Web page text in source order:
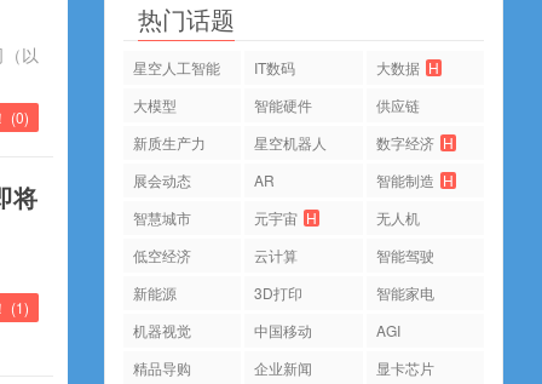
（以
(0)
将
(1)
热门话题
星空人工智能 IT数码 大数据 H
大模型
智能硬件
供应链
新质生产力
星空机器人 数字经济 H
展会动态
AR 智能制造 H
智慧城市
元宇宙 H
无人机
低空经济
云计算
智能驾驶
新能源
3D打印
智能家电
机器视觉
中国移动
AGI
精品导购
企业新闻
显卡芯片